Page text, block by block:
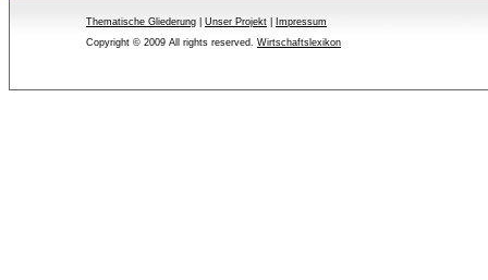
Thematische Gliederung Unser Projekt
Impressum
Copyright © 2009 All rights reserved. Wirtschaftslexikon